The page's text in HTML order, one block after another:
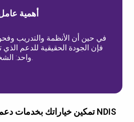
أهمية
في حين أن الأنظمة والتدريب
فإن الجودة الحقيقية للدعم الذي
تمكين خياراتك بخدمات دعم NDIS